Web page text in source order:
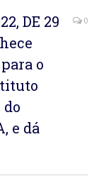
DE 29
o
e dá
0